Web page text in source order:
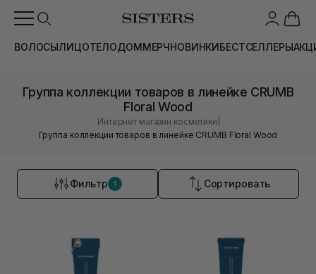
ВОЛОСЫЛИЦОТЕЛОДОММЕРЧНОВИНКИБЕСТСЕЛЛЕРЫ
Группа коллекции товаров в линейке CRUMB
Floral Wood
Интернет магазин косметики
Группа коллекции товаров в линейке CRUMB Floral Wood
Фильтр 1 Сортировать